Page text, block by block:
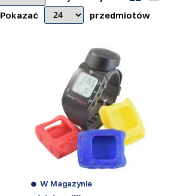
Pokazać
przedmiotów
W Magazynie